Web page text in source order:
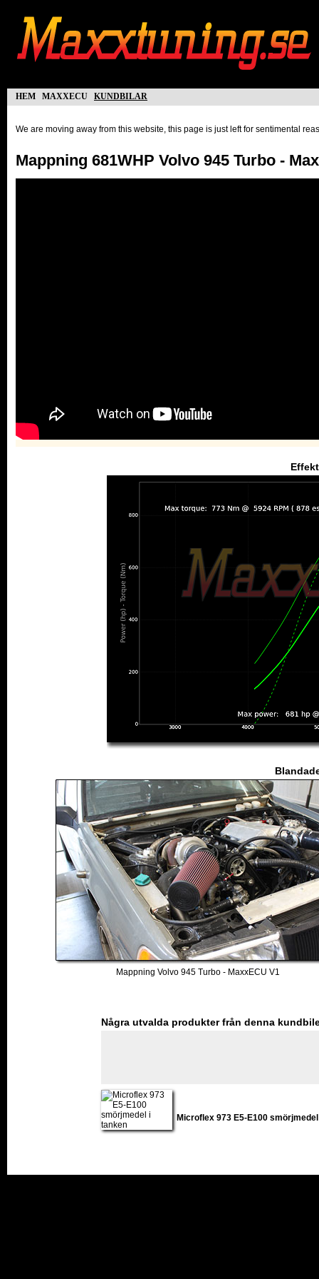
hem maxxecu kundbilar
We are moving away from this website, this page is just left for sentimental
Mappning 681WHP Volvo 945 Turbo -
Mappning Volvo 945 Turbo - MaxxECU V1
Några utvalda produkter från denna
Microflex 973 E5-E100